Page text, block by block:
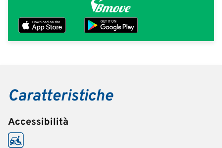
Caratteristiche
Accessibilità